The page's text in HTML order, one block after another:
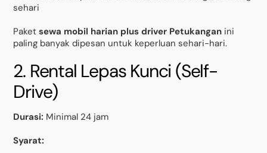
sehari
Paketsewa mobil harian plus driver Petukangan ini
paling banyak dipesan untuk keperluan sehari-hari.
2. Rental Lepas Kunci (Self-
Drive)
Durasi: Minimal 24 jam
Syarat: